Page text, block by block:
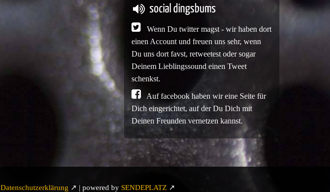
social dingsbums
Wenn Du twitter magst - wir haben dort
einen Account und freuen uns sehr, wenn
Du uns dort favst, retweetest oder sogar
Deinem Lieblingssound einen Tweet
schenkst.
Auf facebook haben wir eine Seite für
Dich eingerichtet, auf der Du Dich mit
Deinen Freunden vernetzen kannst.
Datenschutzerklärung ↗ | powered by SENDEPLATZ ↗